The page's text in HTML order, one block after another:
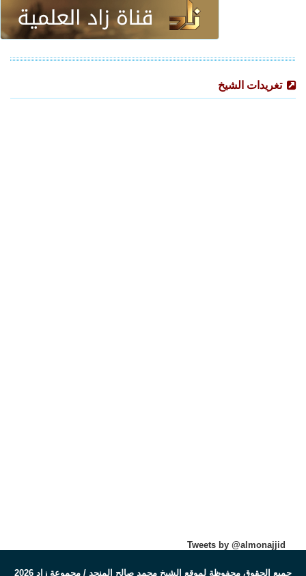
تغريدات الشيخ
Tweets by @almonajjid
جميع الحقوق محفوظة لموقع الشيخ محمد صالح المنجد / مجموعة زاد 2026